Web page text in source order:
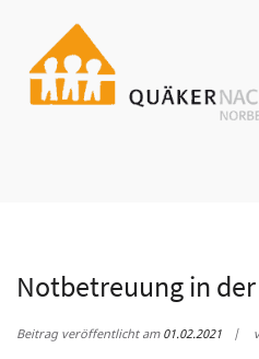
springen
Notbetreuung in
Beitrag veröffentlicht am01.02.2021